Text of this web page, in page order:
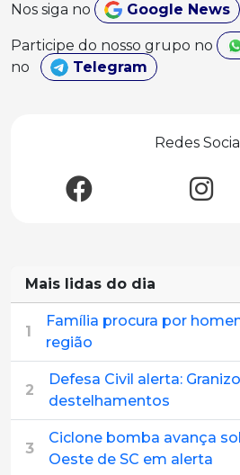
Nos siga no Google News
Participe do nosso grupo no
no
Telegram
Redes
Mais lidas do dia
1
Família procura por
região
2
Defesa Civil alerta:
destelhamentos
3
Ciclone bomba avança
Oeste de SC em alerta